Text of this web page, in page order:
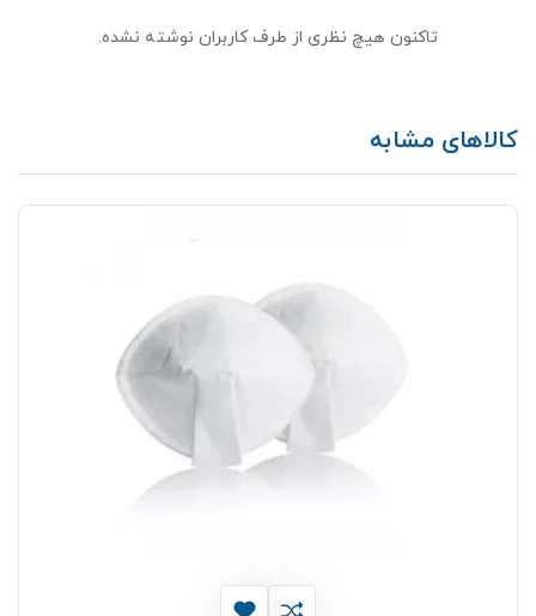
تاکنون هیچ نظری از طرف کاربران نوشته نشده.
کالاهای مشابه